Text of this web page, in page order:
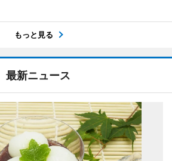
もっと見る
最新ニュース